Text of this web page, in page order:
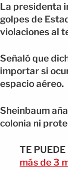
La presidenta
golpes de
violaciones al
Señaló que
importar si
espacio aéreo.
Sheinbaum
colonia ni
TE
más de 3